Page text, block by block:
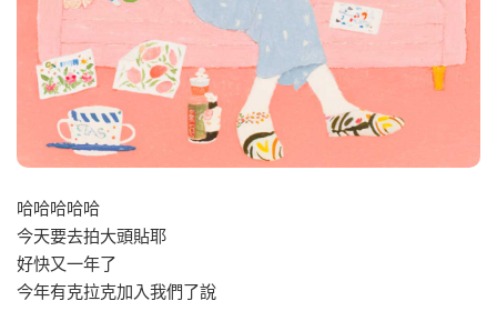
哈哈哈哈哈
今天要去拍大頭貼耶
好快又一年了
今年有克拉克加入我們了說